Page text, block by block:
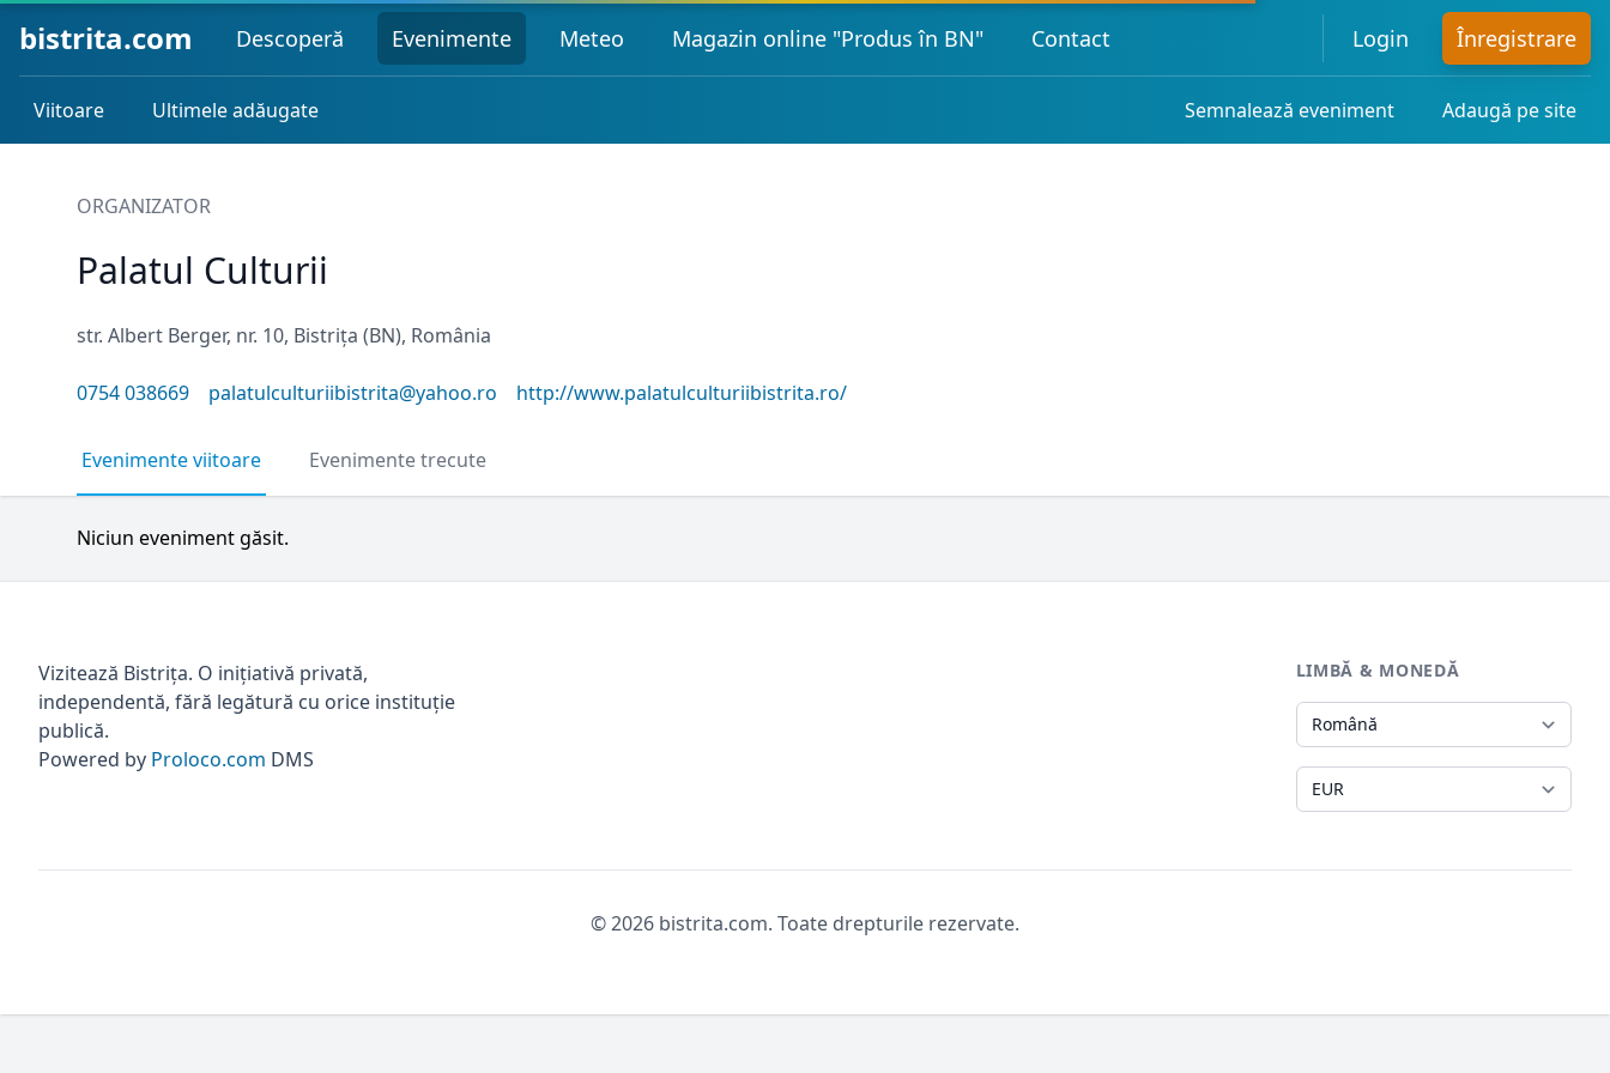
bistrita.com Descoperă Evenimente Meteo Magazin online "Produs în BN" Contact Login Înregistrare
Viitoare Ultimele adăugate Semnalează eveniment Adaugă pe site
ORGANIZATOR
Palatul Culturii
str. Albert Berger, nr. 10, Bistrița (BN), România
0754 038669 palatulculturiibistrita@yahoo.ro http://www.palatulculturiibistrita.ro/
Evenimente viitoare Evenimente trecute
Niciun eveniment găsit.
Vizitează Bistrița. O inițiativă privată,
independentă, fără legătură cu orice instituție
publică.
Powered by Proloco.com DMS
LIMBĂ & MONEDĂ
Limbă
Monedă
© 2026 bistrita.com. Toate drepturile rezervate.